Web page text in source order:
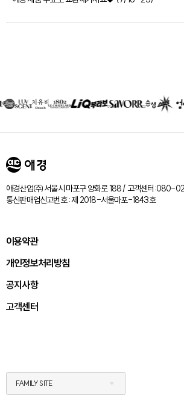
제휴회사
리스트
애경산업㈜ 서울시 마포구 양화로 188 / 고객센터:080-
통신판매업신고번호 : 제 2018-서울마포-1843호
이용약관
개인정보처리방침
공지사항
고객센터
FAMILY SITE